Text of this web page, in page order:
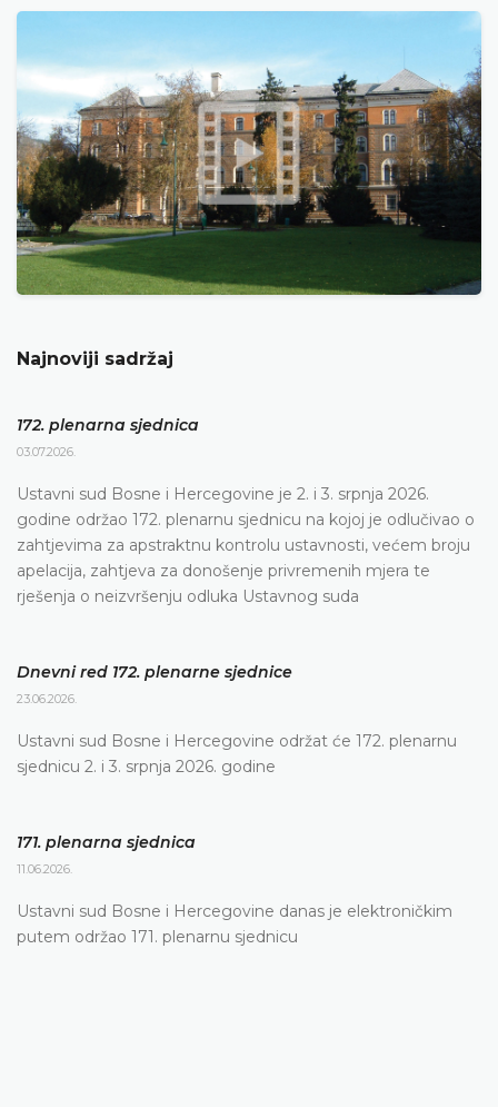
Najnoviji sadržaj
172. plenarna sjednica
03.07.2026.
Ustavni sud Bosne i Hercegovine je 2. i 3. srpnja 2026.
godine održao 172. plenarnu sjednicu na kojoj je odlučivao o
zahtjevima za apstraktnu kontrolu ustavnosti, većem broju
apelacija, zahtjeva za donošenje privremenih mjera te
rješenja o neizvršenju odluka Ustavnog suda
Dnevni red 172. plenarne sjednice
23.06.2026.
Ustavni sud Bosne i Hercegovine održat će 172. plenarnu
sjednicu 2. i 3. srpnja 2026. godine
171. plenarna sjednica
11.06.2026.
Ustavni sud Bosne i Hercegovine danas je elektroničkim
putem održao 171. plenarnu sjednicu